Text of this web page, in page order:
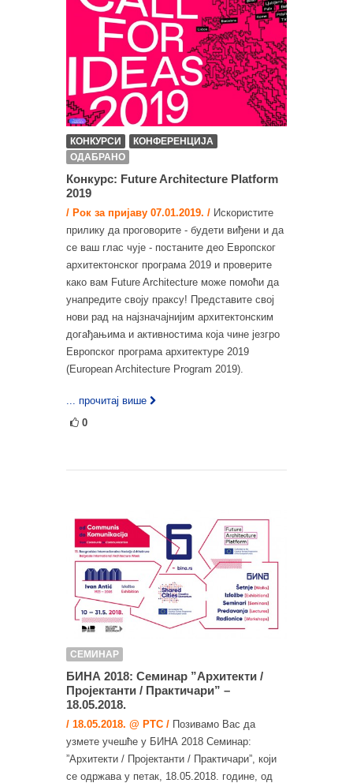
КОНКУРСИ
КОНФЕРЕНЦИЈА
ОДАБРАНО
Конкурс: Future Architecture Platform
2019
/ Рок за пријаву 07.01.2019. / Искористите
прилику да проговорите - будети виђени и да
се ваш глас чује - постаните део Европског
архитектонског програма 2019 и проверите
како вам Future Architecture може помоћи да
унапредите своју праксу! Представите свој
нови рад на најзначајнијим архитектонским
догађањима и активностима која чине језгро
Европског програма архитектуре 2019
(European Architecture Program 2019).
... прочитај више
0
СЕМИНАР
БИНА 2018: Семинар ”Архитекти /
Пројектанти / Практичари” –
18.05.2018.
/ 18.05.2018. @ РТС / Позивамо Вас да
узмете учешће у БИНА 2018 Семинар:
”Архитекти / Пројектанти / Практичари”, који
се одржава у петак, 18.05.2018. године, од